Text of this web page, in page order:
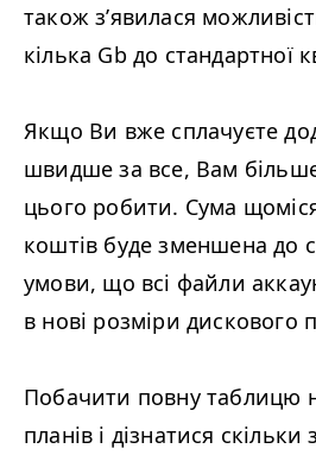
також з’явилася
кілька Gb до стандартної
Якщо Ви вже сплачуєте
швидше за все, Вам
цього робити. Сума
коштів буде зменшена до
умови, що всі файли
в нові розміри дискового
Побачити повну таблицю
планів і дізнатися